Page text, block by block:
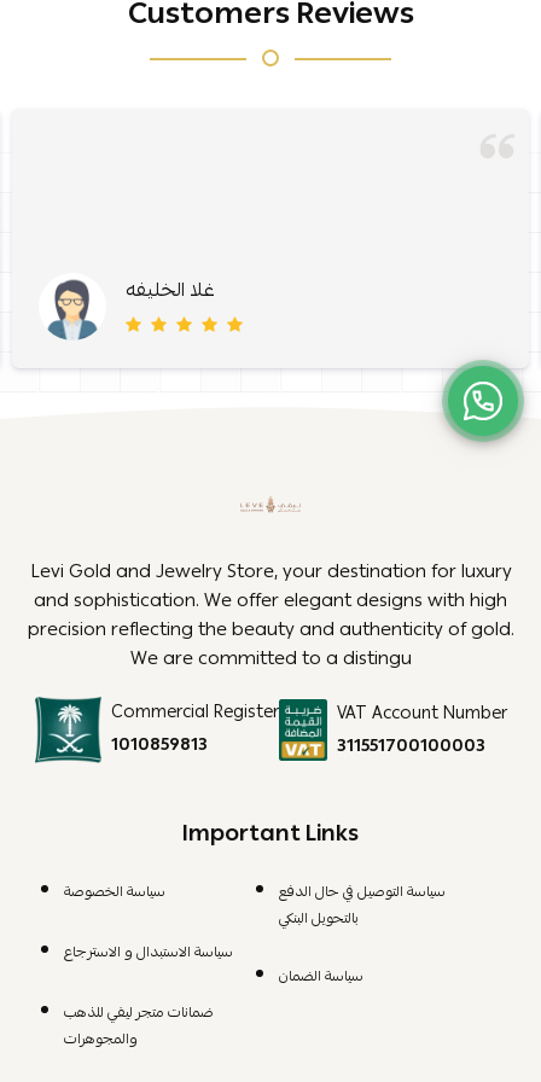
Customers Reviews
غلا الخليفه
Important Links
سياسة الخصوصة
سياسة الاستبدال و الاسترجاع
ضمانات متجر ليفي للذهب
والمجوهرات
سياسة التوصيل في حال الدفع
بالتحويل البنكي
سياسة الضمان
Levi Gold and Jewelry Store, your destination for luxury
and sophistication. We offer elegant designs with high
precision reflecting the beauty and authenticity of gold.
We are committed to a distingu
Commercial Register
1010859813
VAT Account Number
311551700100003